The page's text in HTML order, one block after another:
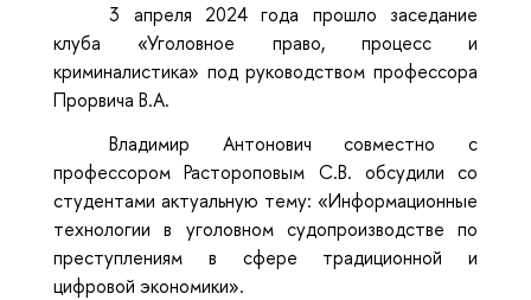
3 апреля 2024 года прошло заседание
клуба «Уголовное право, процесс и
криминалистика» под руководством профессора
Прорвича В.А.
Владимир Антонович совместно с
профессором Растороповым С.В. обсудили со
студентами актуальную тему: «Информационные
технологии в уголовном судопроизводстве по
преступлениям в сфере традиционной и
цифровой экономики».